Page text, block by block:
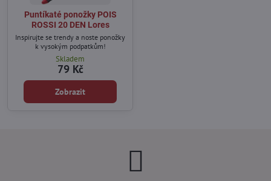
Puntíkaté ponožky POIS
ROSSI 20 DEN Lores
Inspirujte se trendy a noste ponožky
k vysokým podpatkům!
Skladem
79 Kč
Zobrazit